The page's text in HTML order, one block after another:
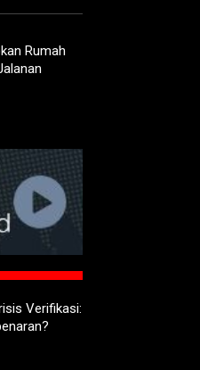
Rumah
Verifikasi: